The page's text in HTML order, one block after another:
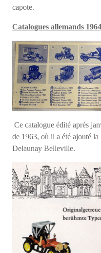
capote.
Catalogues allemands 1964
Ce catalogue édité aprés
de 1963, où il a été ajouté
Delaunay Belleville.